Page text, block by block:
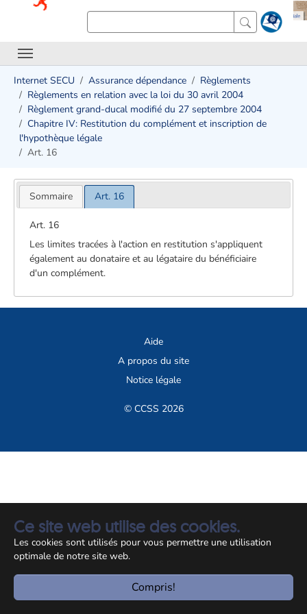
Ce site web utilise des cookies.
Les cookies sont utilisés pour vous permettre une utilisation
optimale de notre site web.
Compris!
Internet SECU Assurance dépendance
Règlements
Règlements en relation avec la loi du 30 avril 2004
Règlement grand-ducal modifié du 27 septembre 2004
Chapitre IV: Restitution du complément et inscription de
l'hypothèque légale
Art. 16
Sommaire Art. 16
Art. 16
Les limites tracées à l'action en restitution s'appliquent
également au donataire et au légataire du bénéficiaire
d'un complément.
Aide
A propos du site
Notice légale
© CCSS 2026